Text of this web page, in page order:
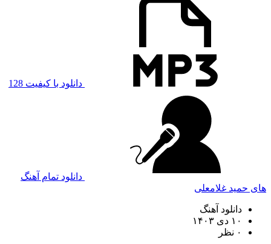
دانلود با کیفیت 128
دانلود تمام آهنگ
های حمید غلامعلی
دانلود آهنگ
۱۰ دی ۱۴۰۳
۰ نظر